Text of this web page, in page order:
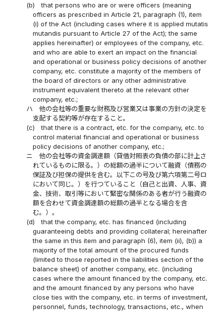
(b)
that persons who are or were officers (meaning
officers as prescribed in Article 21, paragraph (1), item
(i) of the Act (including cases where it is applied mutatis
mutandis pursuant to Article 27 of the Act); the same
applies hereinafter) or employees of the company, etc.
and who are able to exert an impact on the financial
and operational or business policy decisions of another
company, etc. constitute a majority of the members of
the board of directors or any other administrative
instrument equivalent thereto at the relevant other
company, etc.;
ハ
他の会社等の重要な財務及び営業又は事業の方針の決定を
支配する契約等が存在すること。
(c)
that there is a contract, etc. for the company, etc. to
control material financial and operational or business
policy decisions of another company, etc.;
ニ
他の会社等の資金調達額（貸借対照表の負債の部に計上さ
れているものに限る。）の総額の過半について融資（債務の
保証及び担保の提供を含む。以下この号及び第六項第二号ロ
において同じ。）を行つていること（自己と出資、人事、資
金、技術、取引等において緊密な関係のある者が行う融資の
額を合わせて資金調達額の総額の過半となる場合を含
む。）。
(d)
that the company, etc. has financed (including
guaranteeing debts and providing collateral; hereinafter
the same in this item and paragraph (6), item (ii), (b)) a
majority of the total amount of the procured funds
(limited to those reported in the liabilities section of the
balance sheet) of another company, etc. (including
cases where the amount financed by the company, etc.
and the amount financed by any persons who have
close ties with the company, etc. in terms of investment,
personnel, funds, technology, transactions, etc., when